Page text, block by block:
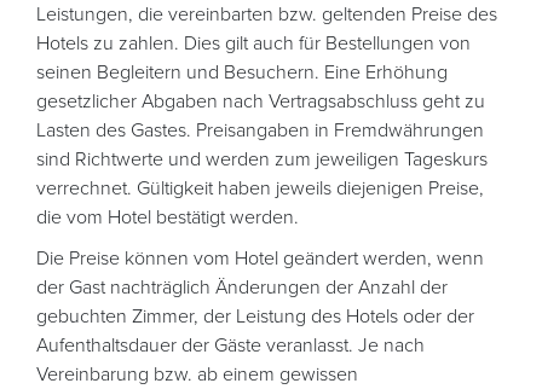
Leistungen, die vereinbarten bzw. geltenden Preise des
Hotels zu zahlen. Dies gilt auch für Bestellungen von
seinen Begleitern und Besuchern. Eine Erhöhung
gesetzlicher Abgaben nach Vertragsabschluss geht zu
Lasten des Gastes. Preisangaben in Fremdwährungen
sind Richtwerte und werden zum jeweiligen Tageskurs
verrechnet. Gültigkeit haben jeweils diejenigen Preise,
die vom Hotel bestätigt werden.
Die Preise können vom Hotel geändert werden, wenn
der Gast nachträglich Änderungen der Anzahl der
gebuchten Zimmer, der Leistung des Hotels oder der
Aufenthaltsdauer der Gäste veranlasst. Je nach
Vereinbarung bzw. ab einem gewissen